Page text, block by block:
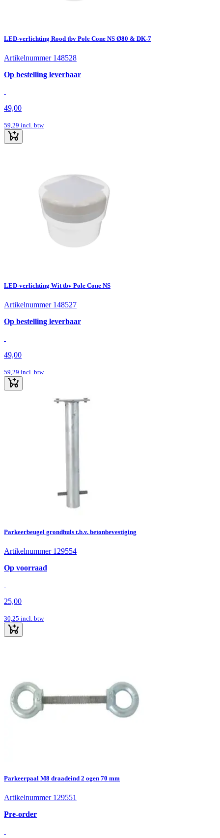
LED-verlichting Rood tbv Pole Cone NS Ø80 & DK-7
Artikelnummer 148528
Op bestelling leverbaar
49,00
59,29 incl. btw
LED-verlichting Wit tbv Pole Cone NS
Artikelnummer 148527
Op bestelling leverbaar
49,00
59,29 incl. btw
Parkeerbeugel grondhuls t.b.v. betonbevestiging
Artikelnummer 129554
Op voorraad
25,00
30,25 incl. btw
Parkeerpaal M8 draadeind 2 ogen 70 mm
Artikelnummer 129551
Pre-order